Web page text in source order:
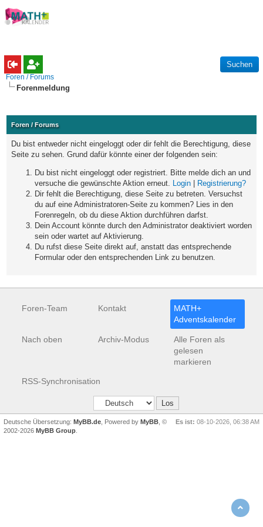
Foren / Forums
Forenmeldung
Foren / Forums
Du bist entweder nicht eingeloggt oder dir fehlt die Berechtigung, diese
Seite zu sehen. Grund dafür könnte einer der folgenden sein:
Du bist nicht eingeloggt oder registriert. Bitte melde dich an und
versuche die gewünschte Aktion erneut. Login | Registrierung?
Dir fehlt die Berechtigung, diese Seite zu betreten. Versuchst
du auf eine Administratoren-Seite zu kommen? Lies in den
Forenregeln, ob du diese Aktion durchführen darfst.
Dein Account könnte durch den Administrator deaktiviert worden
sein oder wartet auf Aktivierung.
Du rufst diese Seite direkt auf, anstatt das entsprechende
Formular oder den entsprechenden Link zu benutzen.
Foren-Team Kontakt
MATH+
Adventskalender
Nach oben Archiv-Modus
Alle Foren als
gelesen
markieren
RSS-Synchronisation
Es ist: 08-10-2026, 06:38 AM
Deutsche Übersetzung: MyBB.de , Powered by MyBB , ©
2002-2026 MyBB Group